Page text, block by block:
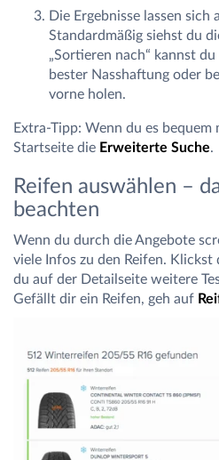
Die Ergebnisse lassen sich
Standardmäßig siehst du
„Sortieren nach“ kannst
bester Nasshaftung oder
vorne holen.
Extra-Tipp: Wenn du es
Startseite die Erweiterte Suche.
Reifen auswählen –
beachten
Wenn du durch die Angebote
viele Infos zu den Reifen.
du auf der Detailseite weitere
Gefällt dir ein Reifen, geh auf